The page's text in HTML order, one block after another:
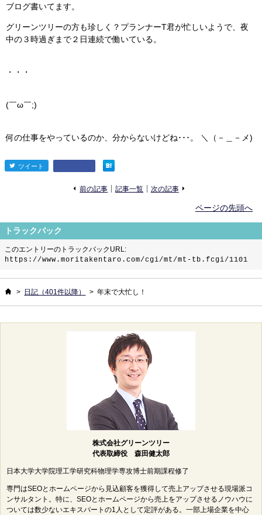
ブログ書いてます。
グリーンツリーの方も珍しく？プランナーT君が忙しいようで、夜
中の３時過ぎまで２日連続で働いている。
・・・
(￣ω￣;)
何の仕事をやっているのか、分からないけどね･･･。 ＼（－＿－メ)
entry1123
ツイート
«
前の記事 記事一覧 次の記事
ページの先頭へ
トラックバック
このエントリーのトラックバックURL:
https://www.moritakentaro.com/cgi/mt/mt-tb.fcgi/1101
ホーム
> 日記（401件以降） > 年末で大忙し！
株式会社グリーンツリー
代表取締役 森田健太郎
日本大学大学院理工学研究科物理学専攻博士前期課程修了
専門はSEOとホームページから見込顧客を獲得して売上アップさせる現場派コ
ンサルタント。特に、SEOとホームページから売上をアップさせるノウハウに
ついては数少ないエキスパートの1人として定評がある。一部上場企業を中心